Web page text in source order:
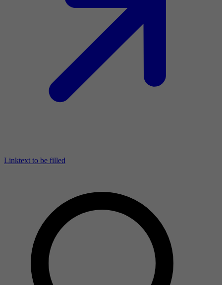
Linktext to be filled